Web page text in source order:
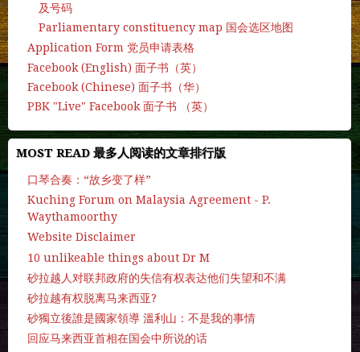
及号码
Parliamentary constituency map 国会选区地图
Application Form 党员申请表格
Facebook (English) 面子书（英）
Facebook (Chinese) 面子书（华）
PBK "Live" Facebook 面子书 （英）
MOST READ 最多人阅读的文章排行版
口琴合奏：“故乡变了样”
Kuching Forum on Malaysia Agreement - P.
Waythamoorthy
Website Disclaimer
10 unlikeable things about Dr M
砂拉越人对联邦政府的失信有权表达他们失望和不满
砂拉越有权脱离马来西亚?
砂獨立後誰是國家領導 溫利山：不是我的事情
回应马来西亚首相在国会中所说的话